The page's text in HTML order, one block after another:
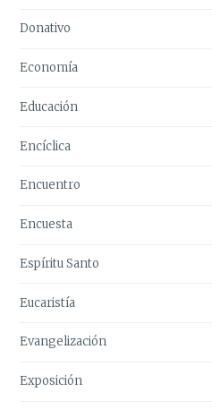
Donativo
Economía
Educación
Encíclica
Encuentro
Encuesta
Espíritu Santo
Eucaristía
Evangelización
Exposición